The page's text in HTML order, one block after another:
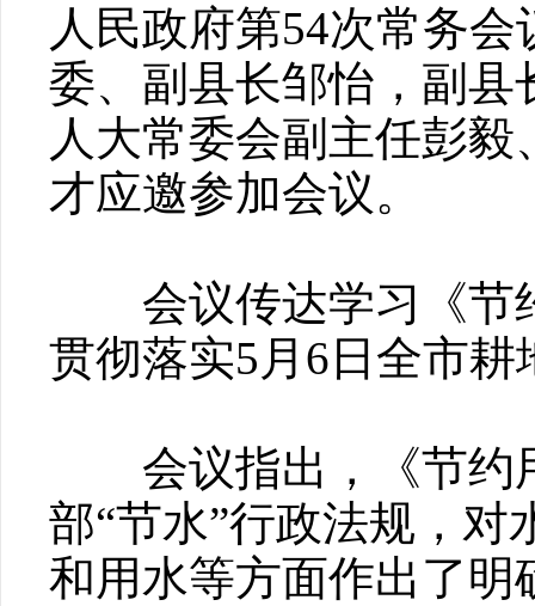
人民政府第54次常务
委、副县长邹怡，副
人大常委会副主任彭
才应邀参加会议。
会议传达学习《节
贯彻落实5月6日全市
会议指出，《节约
部“节水”行政法规，
和用水等方面作出了